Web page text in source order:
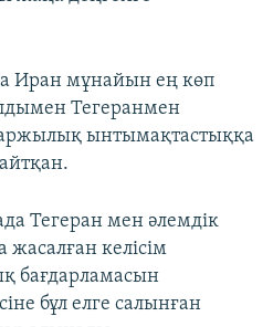
Иран мұнайын ең көп
Тегеранмен
ынтымақтастыққа
Тегеран мен әлемдік
келісім
бағдарламасын
бұл елге салынған